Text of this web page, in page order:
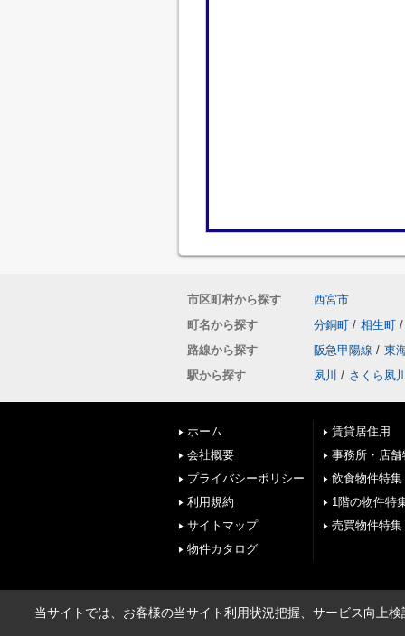
市区町村から探す
西宮市
町名から探す
分銅町 / 相生町 /
路線から探す
阪急甲陽線 / 東
駅から探す
夙川 / さくら夙
ホーム
会社概要
プライバシーポリシー
利用規約
サイトマップ
物件カタログ
賃貸居住用
事務所・店舗
飲食物件特集
1階の物件特
売買物件特集
当サイトでは、お客様の当サイト利用状況把握、サービス向上